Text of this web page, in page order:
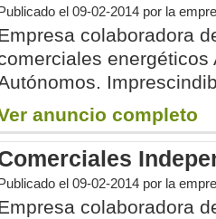
el 09-02-2014 por la
colaboradora
anuncio completo
el 09-02-2014 por la
colaboradora